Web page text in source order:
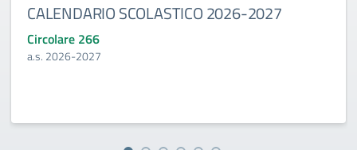
CALENDARIO SCOLASTICO 2026-2027
Circolare 266
a.s. 2026-2027